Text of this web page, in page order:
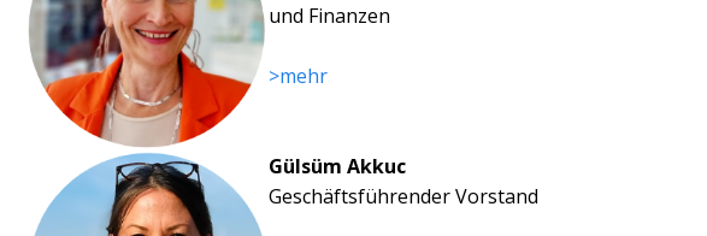
und Finanzen
>mehr
Gülsüm Akkuc
Geschäftsführender Vorstand